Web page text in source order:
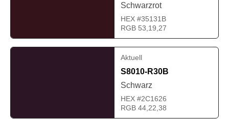
Schwarzrot
HEX #35131B
RGB 53,19,27
Aktuell
S8010-R30B
Schwarz
HEX #2C1626
RGB 44,22,38